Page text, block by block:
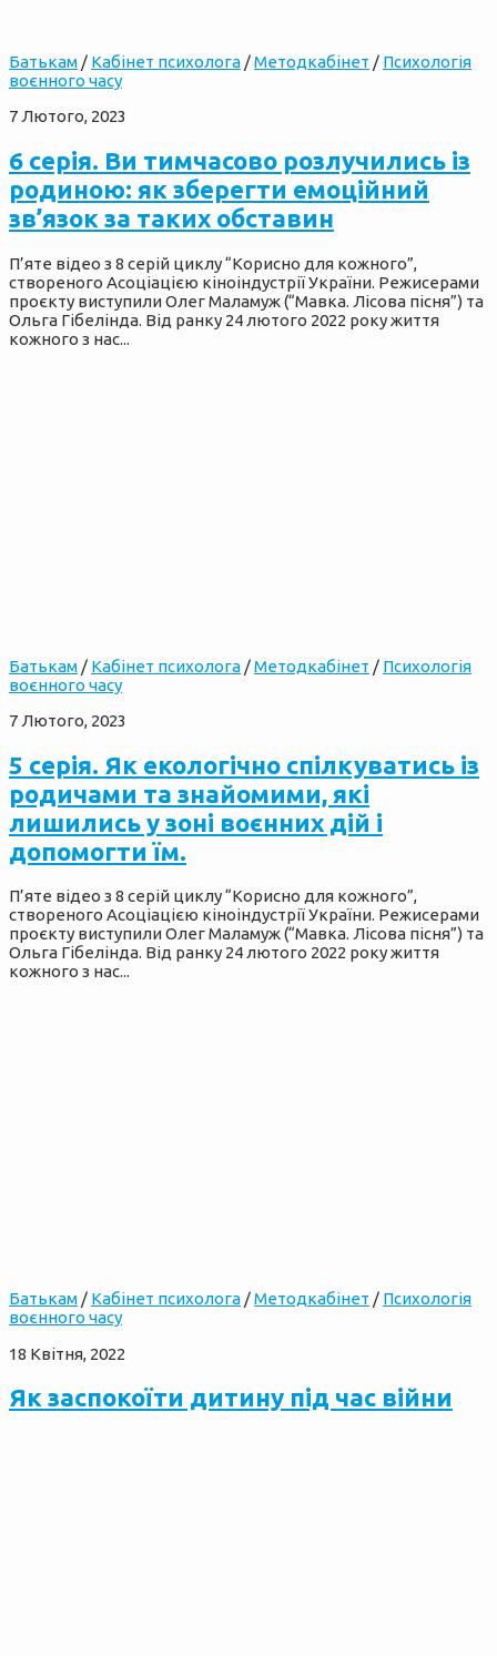
Батькам/ Кабінет психолога/Методкабінет / Психологія
воєнного часу
7 Лютого, 2023
6 серія. Ви тимчасово розлучились із
родиною: як зберегти емоційний
зв’язок за таких обставин
П’яте відео з 8 серій циклу “Корисно для кожного”,
створеного Асоціацією кіноіндустрії України. Режисерами
проєкту виступили Олег Маламуж (“Мавка. Лісова пісня”) та
Ольга Гібелінда. Від ранку 24 лютого 2022 року життя
кожного з нас...
Батькам / Кабінет психолога /Методкабінет / Психологія
воєнного часу
7 Лютого, 2023
5 серія. Як екологічно спілкуватись із
родичами та знайомими, які
лишились у зоні воєнних дій і
допомогти їм.
П’яте відео з 8 серій циклу “Корисно для кожного”,
створеного Асоціацією кіноіндустрії України. Режисерами
проєкту виступили Олег Маламуж (“Мавка. Лісова пісня”) та
Ольга Гібелінда. Від ранку 24 лютого 2022 року життя
кожного з нас...
Батькам/ Кабінет психолога/Методкабінет / Психологія
воєнного часу
18 Квітня, 2022
Як заспокоїти дитину під час війни